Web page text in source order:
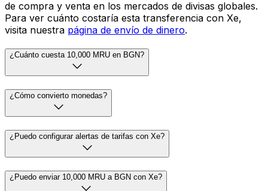
de compra y venta en los mercados de divisas globales.
Para ver cuánto costaría esta transferencia con Xe,
visita nuestra página de envío de dinero.
¿Cuánto cuesta 10,000 MRU en BGN?
¿Cómo convierto monedas?
¿Puedo configurar alertas de tarifas con Xe?
¿Puedo enviar 10,000 MRU a BGN con Xe?